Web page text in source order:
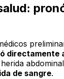
directamente
de sangre.